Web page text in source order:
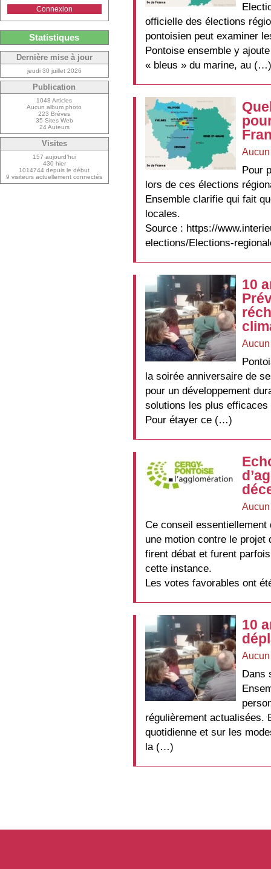
officielle des élections
pontoisien peut examiner
Pontoise ensemble y
« bleus » du marine, au (…)
Pour
lors de ces élections
Ensemble clarifie qui fait
locales.
Source : https://
elections/Elections-
10
la soirée anniversaire de
pour un développement
solutions les plus
Pour étayer ce (…)
Ce conseil essentiellement
une motion contre le projet
firent débat et furent
cette instance.
Les votes favorables ont
10
Dans
régulièrement actualisées.
quotidienne et sur les
la (…)
Connexion
Statistiques
Dernière mise à jour
jeudi 30 juillet 2026
Publication
1048 Articles
Aucun album photo
223 Brèves
35 Sites Web
24 Auteurs
Visites
157 aujourd’hui
430 hier
1014744 depuis le début
9 visiteurs actuellement connectés